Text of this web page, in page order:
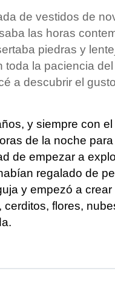
de vestidos de
las horas
piedras y
toda la paciencia
a descubrir el
y siempre con
de la noche
de empezar a
regalado de
y empezó a
cerditos, flores,